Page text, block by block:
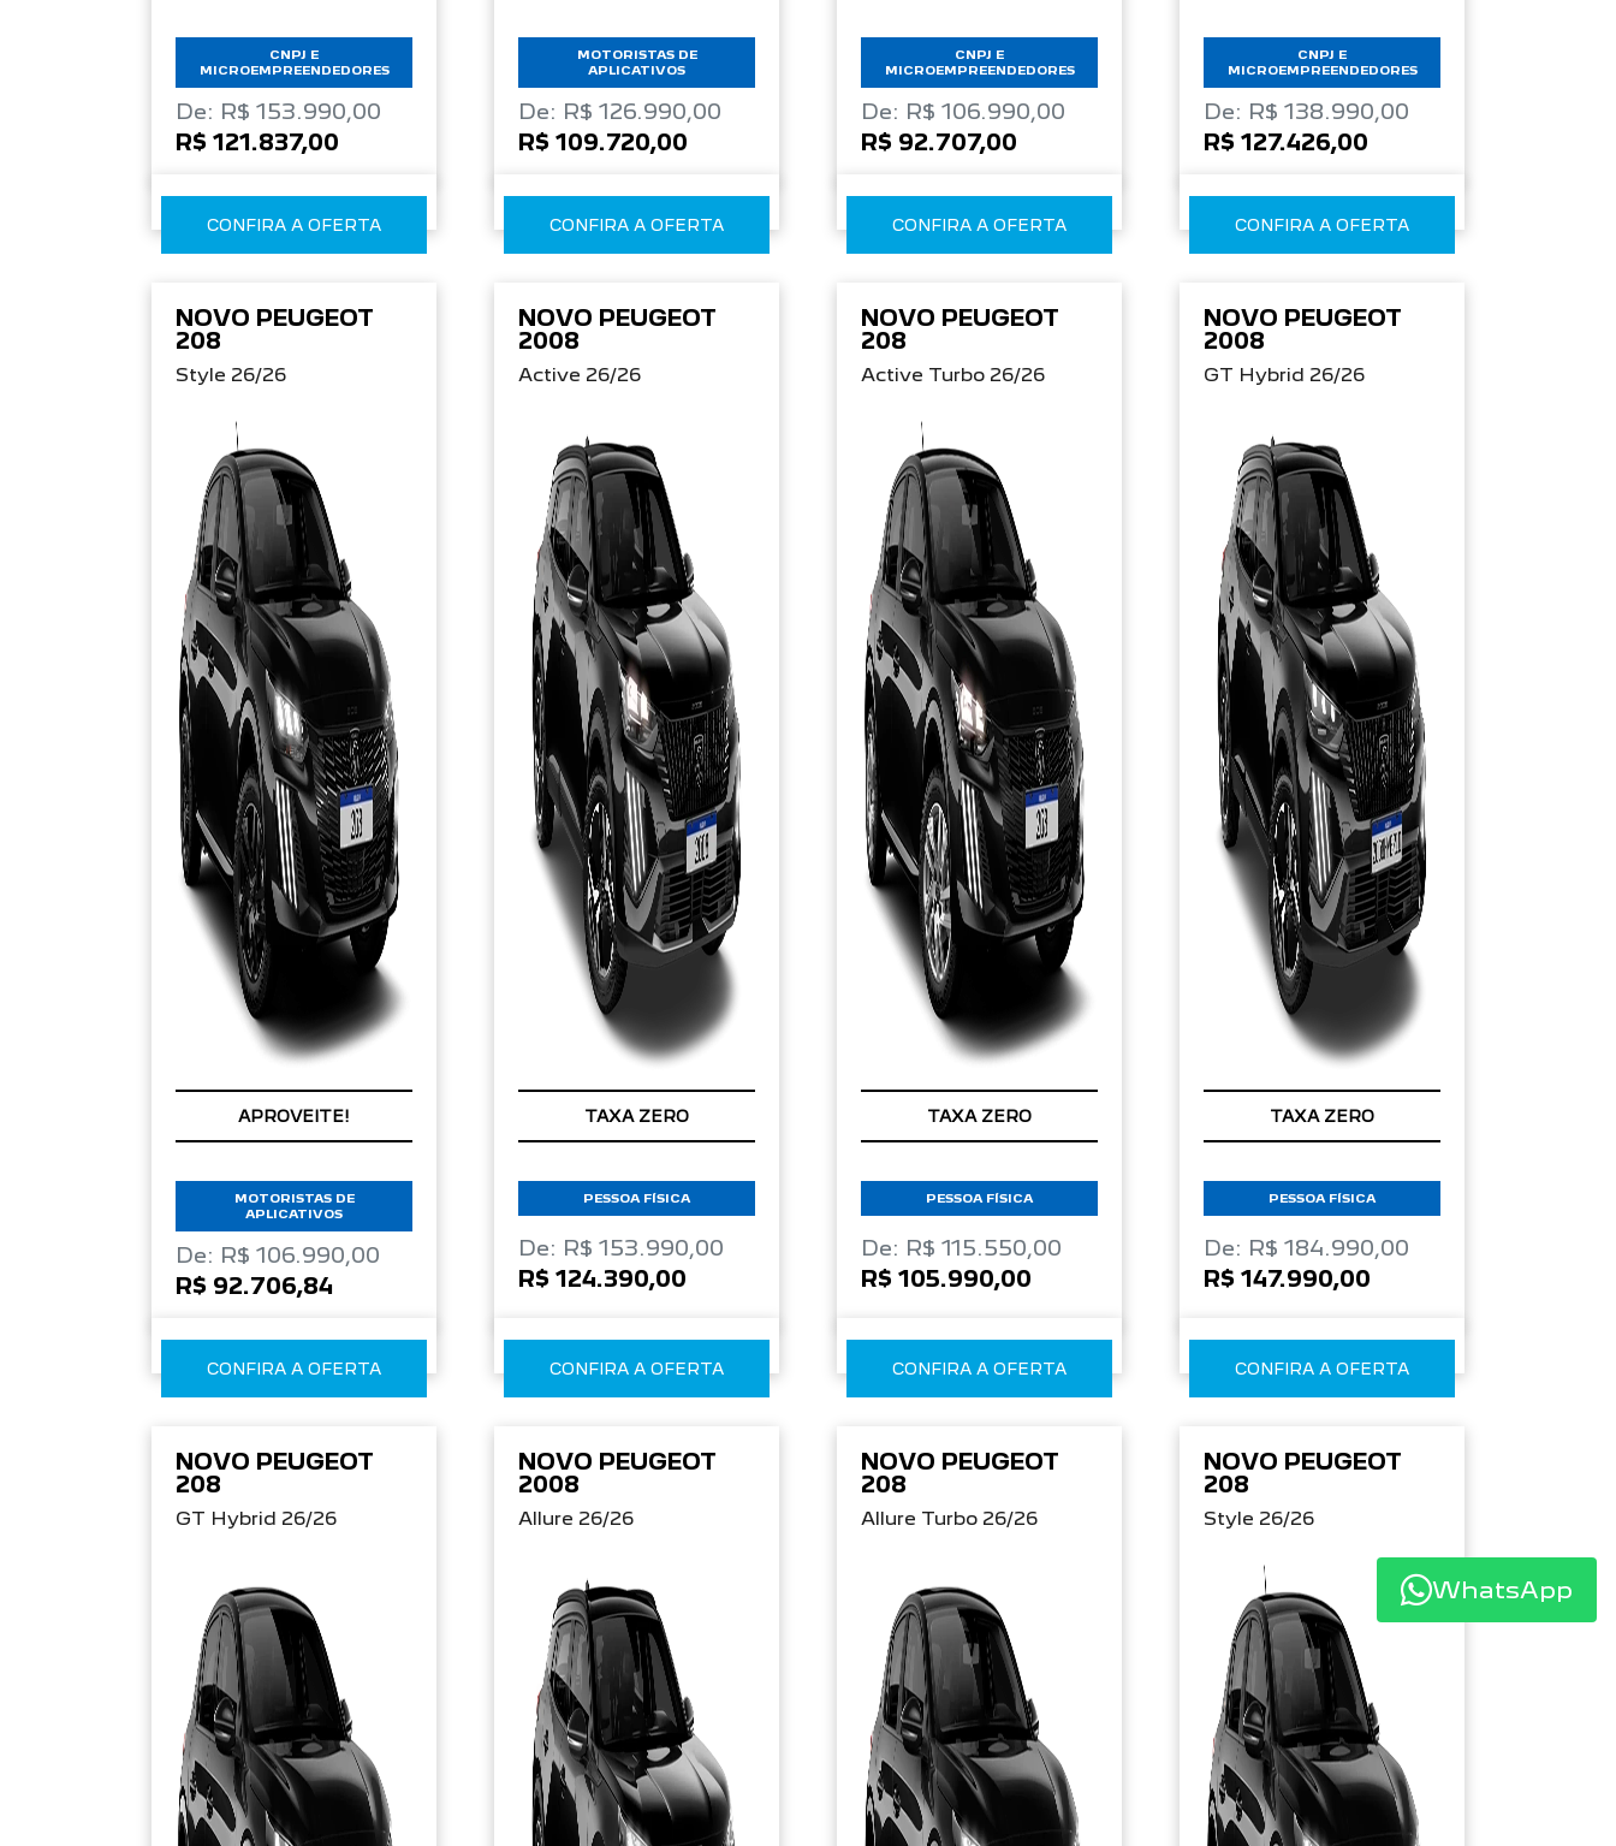
CNPJ E
MICROEMPREENDEDORES
De: R$ 153.990,00
R$ 121.837,00
CONFIRA A OFERTA
MOTORISTAS DE
APLICATIVOS
De: R$ 126.990,00
R$ 109.720,00
CONFIRA A OFERTA
CNPJ E
MICROEMPREENDEDORES
De: R$ 106.990,00
R$ 92.707,00
CONFIRA A OFERTA
CNPJ E
MICROEMPREENDEDORES
De: R$ 138.990,00
R$ 127.426,00
CONFIRA A OFERTA
NOVO PEUGEOT
208
Style 26/26
APROVEITE!
MOTORISTAS DE
APLICATIVOS
De: R$ 106.990,00
R$ 92.706,84
CONFIRA A OFERTA
NOVO PEUGEOT
2008
Active 26/26
TAXA ZERO
PESSOA FÍSICA
De: R$ 153.990,00
R$ 124.390,00
CONFIRA A OFERTA
NOVO PEUGEOT
208
Active Turbo 26/26
TAXA ZERO
PESSOA FÍSICA
De: R$ 115.550,00
R$ 105.990,00
CONFIRA A OFERTA
NOVO PEUGEOT
2008
GT Hybrid 26/26
TAXA ZERO
PESSOA FÍSICA
De: R$ 184.990,00
R$ 147.990,00
CONFIRA A OFERTA
NOVO PEUGEOT
208
GT Hybrid 26/26
NOVO PEUGEOT
2008
Allure 26/26
NOVO PEUGEOT
208
Allure Turbo 26/26
NOVO PEUGEOT
208
Style 26/26
WhatsApp